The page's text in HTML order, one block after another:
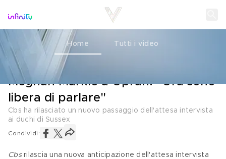
Home Tutti i video
ROYALS
Meghan Markle a Oprah: "Ora sono
libera di parlare"
Cbs ha rilasciato un nuovo passaggio dell'attesa intervista
ai duchi di Sussex
Condividi:
Cbs rilascia una nuova anticipazione dell'attesa intervista